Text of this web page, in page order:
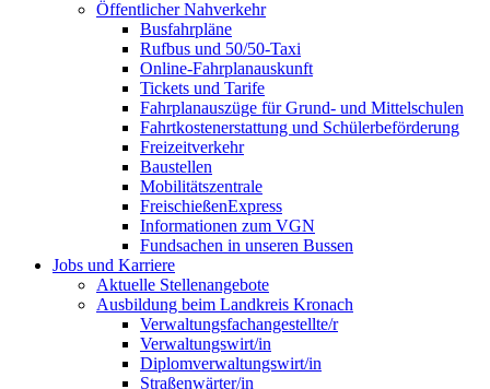
Öffentlicher Nahverkehr
Busfahrpläne
Rufbus und 50/50-Taxi
Online-Fahrplanauskunft
Tickets und Tarife
Fahrplanauszüge für Grund- und Mittelschulen
Fahrtkostenerstattung und Schülerbeförderung
Freizeitverkehr
Baustellen
Mobilitätszentrale
FreischießenExpress
Informationen zum VGN
Fundsachen in unseren Bussen
Jobs und Karriere
Aktuelle Stellenangebote
Ausbildung beim Landkreis Kronach
Verwaltungsfachangestellte/r
Verwaltungswirt/in
Diplomverwaltungswirt/in
Straßenwärter/in